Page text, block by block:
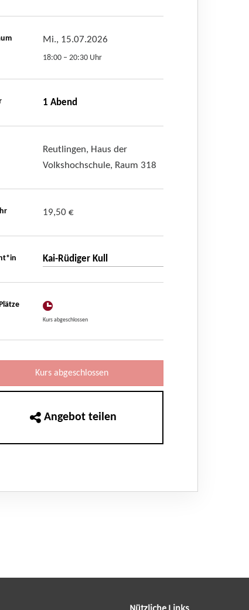
Mi., 15.07.2026
18:00 – 20:30 Uhr
1 Abend
Reutlingen, Haus der
Volkshochschule, Raum 318
19,50 €
Kai-Rüdiger Kull
Kurs abgeschlossen
Kurs abgeschlossen
Angebot teilen